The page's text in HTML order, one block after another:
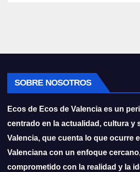
SOBRE NOSOTROS
Ecos de Ecos de Valencia es un
centrado en la actualidad, cultura y
Valencia, que cuenta lo que ocurre
Valenciana con un enfoque
comprometido con la realidad y la